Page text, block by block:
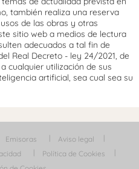
también realiza una reserva
de las obras y otras
sitio web a medios de lectura
adecuados a tal fin de
Real Decreto - ley 24/2021, de
cualquier utilización de sus
artificial, sea cual sea su
Emisoras
Aviso legal
Política de Cookies